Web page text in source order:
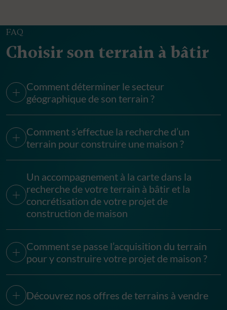
FAQ
Choisir son terrain à bâtir
Comment déterminer le secteur
géographique de son terrain ?
Comment s’effectue la recherche d’un
terrain pour construire une maison ?
Un accompagnement à la carte dans la
recherche de votre terrain à bâtir et la
concrétisation de votre projet de
construction de maison
Comment se passe l’acquisition du terrain
pour y construire votre projet de maison ?
Découvrez nos offres de terrains à vendre